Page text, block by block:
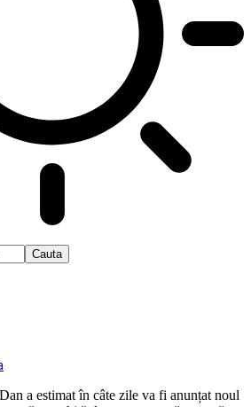
a estimat în câte zile va fi anunțat noul